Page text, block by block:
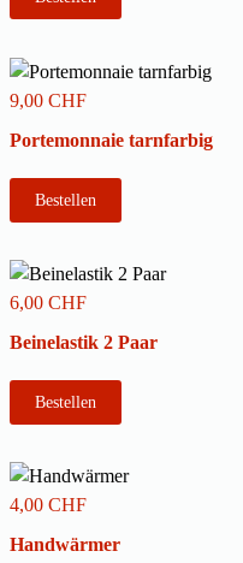
9,00 CHF
Portemonnaie tarnfarbig
Bestellen
6,00 CHF
Beinelastik 2 Paar
Bestellen
4,00 CHF
Handwärmer